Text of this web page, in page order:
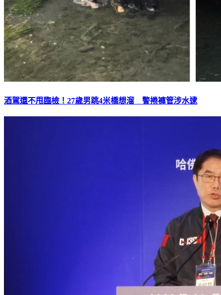
酒駕還不甩臨檢！27歲男跳4米橋想溜 警捲褲管涉水逮